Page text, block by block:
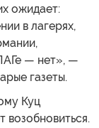
ожидает:
в лагерях,
— нет», —
газеты.
Куц
возобновиться.